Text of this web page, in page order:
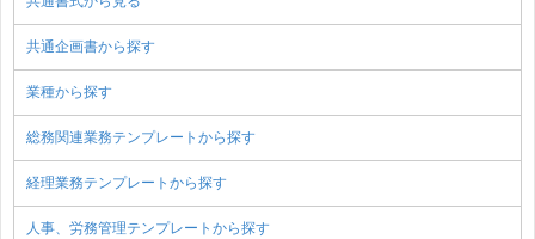
共通企画書から探す
業種から探す
総務関連業務テンプレートから探す
経理業務テンプレートから探す
人事、労務管理テンプレートから探す